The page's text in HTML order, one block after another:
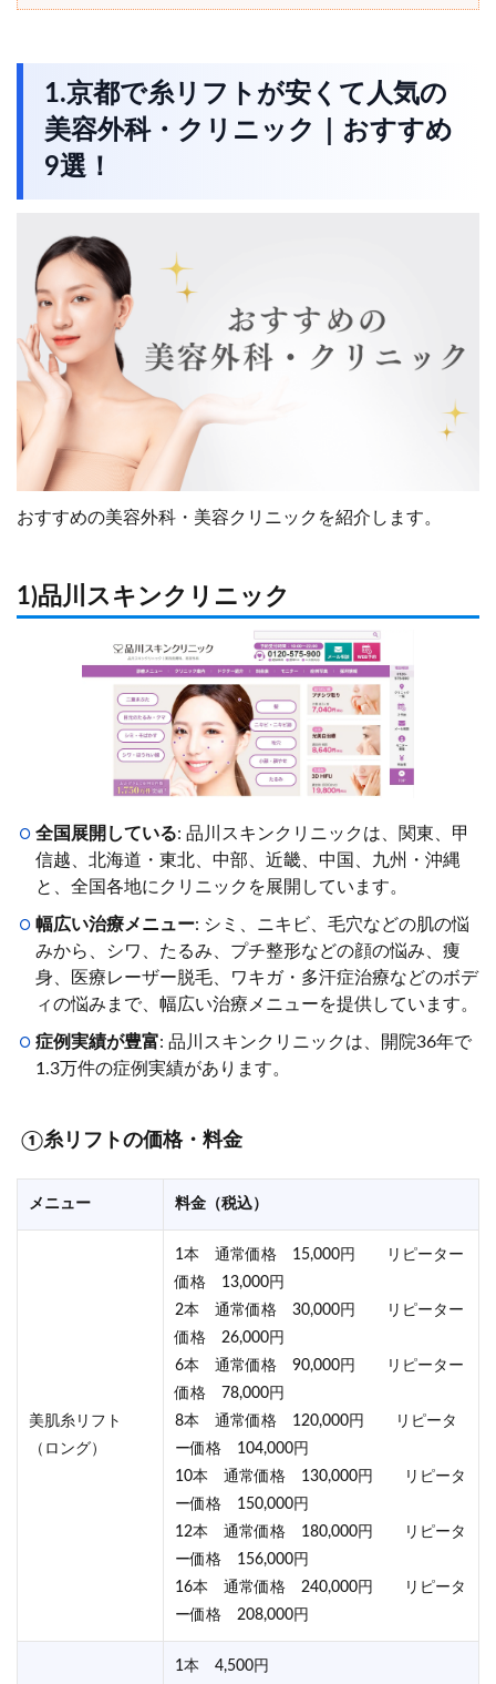
1.京都で糸リフトが安くて人気の
美容外科・クリニック｜おすすめ
9選！
おすすめの美容外科・美容クリニックを紹介します。
1)品川スキンクリニック
全国展開している: 品川スキンクリニックは、関東、甲
信越、北海道・東北、中部、近畿、中国、九州・沖縄
と、全国各地にクリニックを展開しています。
幅広い治療メニュー: シミ、ニキビ、毛穴などの肌の悩
みから、シワ、たるみ、プチ整形などの顔の悩み、痩
身、医療レーザー脱毛、ワキガ・多汗症治療などのボデ
ィの悩みまで、幅広い治療メニューを提供しています。
症例実績が豊富: 品川スキンクリニックは、開院36年で
1.3万件の症例実績があります。
①糸リフトの価格・料金
メニュー 料金（税込）
美肌糸リフト
（ロング）
1本 通常価格 15,000円 リピーター
価格 13,000円
2本 通常価格 30,000円 リピーター
価格 26,000円
6本 通常価格 90,000円 リピーター
価格 78,000円
8本 通常価格 120,000円 リピータ
ー価格 104,000円
10本 通常価格 130,000円 リピータ
ー価格 150,000円
12本 通常価格 180,000円 リピータ
ー価格 156,000円
16本 通常価格 240,000円 リピータ
ー価格 208,000円
1本 4,500円